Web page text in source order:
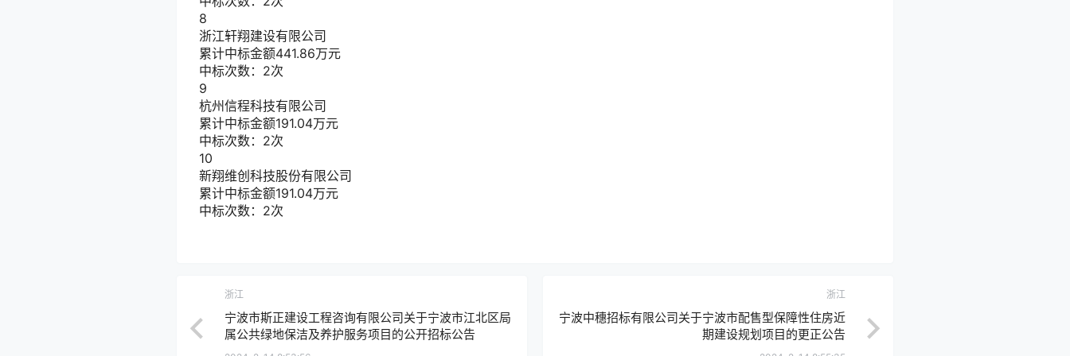
8
浙江轩翔建设有限公司
累计中标金额441.86万元
中标次数：2次
9
杭州信程科技有限公司
累计中标金额191.04万元
中标次数：2次
10
新翔维创科技股份有限公司
累计中标金额191.04万元
中标次数：2次
浙江
宁波市斯正建设工程咨询有限公司关于宁波市江北区局
属公共绿地保洁及养护服务项目的公开招标公告
浙江
宁波中穗招标有限公司关于宁波市配售型保障性住房近
期建设规划项目的更正公告